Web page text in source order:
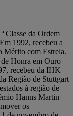
Classe da Ordem
1992, recebeu a
Mérito com Estrela.
Honra em Ouro
recebeu da IHK
Região de Stuttgart
à região de
Hanns Martin
os